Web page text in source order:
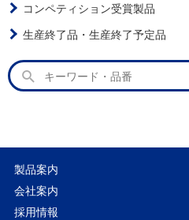
コンペティション受賞製品
生産終了品・生産終了予定品
製品案内
会社案内
採用情報